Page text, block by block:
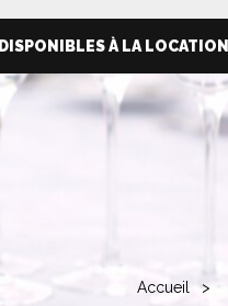
DISPONIBLES À LA LOCATION
Accueil